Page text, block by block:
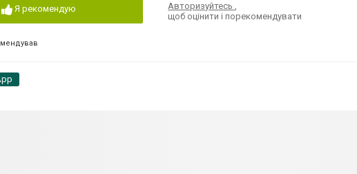
Я рекомендую Авторизуйтесь,
щоб оцінити і порекомендувати